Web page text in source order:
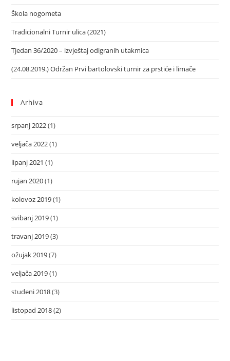
Škola nogometa
Tradicionalni Turnir ulica (2021)
Tjedan 36/2020 – izvještaj odigranih utakmica
(24.08.2019.) Održan Prvi bartolovski turnir za prstiće i limače
Arhiva
srpanj 2022(1)
veljača 2022(1)
lipanj 2021 (1)
rujan 2020(1)
kolovoz 2019(1)
svibanj 2019(1)
travanj 2019(3)
ožujak 2019(7)
veljača 2019(1)
studeni 2018(3)
listopad 2018(2)